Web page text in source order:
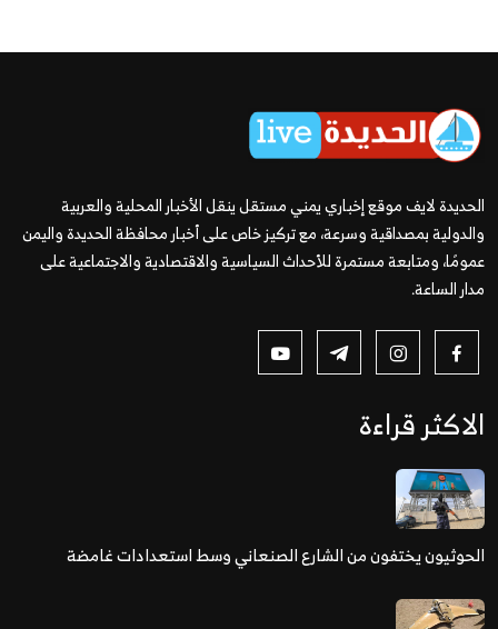
الحديدة لايف موقع إخباري يمني مستقل ينقل الأخبار المحلية والعربية
والدولية بمصداقية وسرعة، مع تركيز خاص على أخبار محافظة الحديدة واليمن
عمومًا، ومتابعة مستمرة للأحداث السياسية والاقتصادية والاجتماعية على
مدار الساعة.
الاكثر قراءة
الحوثيون يختفون من الشارع الصنعاني وسط استعدادات غامضة